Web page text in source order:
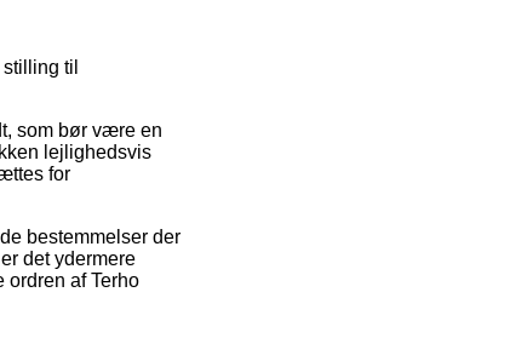
til
som bør være en
lejlighedsvis
for
bestemmelser der
det ydermere
ordren af Terho